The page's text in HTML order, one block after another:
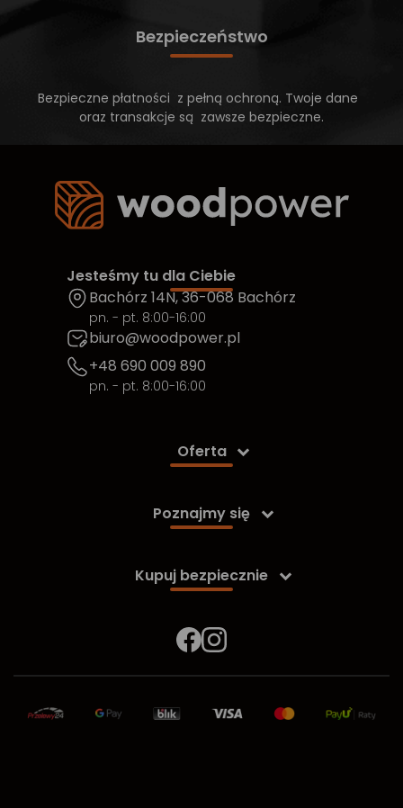
Bezpieczeństwo
Bezpieczne płatności z pełną ochroną. Twoje dane
oraz transakcje są zawsze bezpieczne.
Jesteśmy tu dla Ciebie
Bachórz 14N, 36-068 Bachórz
pn. - pt. 8:00-16:00
biuro@woodpower.pl
+48 690 009 890
pn. - pt. 8:00-16:00
Oferta 
Poznajmy się 
Kupuj bezpiecznie 